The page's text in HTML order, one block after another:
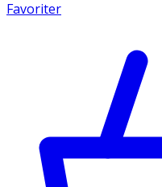
Favoriter